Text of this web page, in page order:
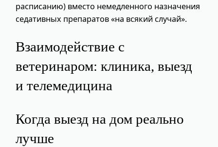
расписанию) вместо немедленного назначения
седативных препаратов «на всякий случай».
Взаимодействие с
ветеринаром: клиника, выезд
и телемедицина
Когда выезд на дом реально
лучше